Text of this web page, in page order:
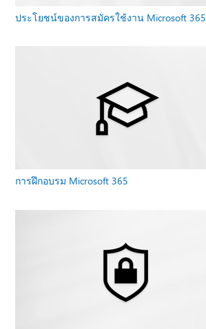
ประโยชน์ของการสมัครใช้งาน Microsoft 365
การฝึกอบรม Microsoft 365